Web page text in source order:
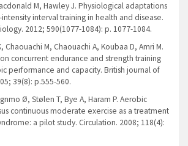
M, Hawley J. Physiological adaptations
interval training in health and disease.
2012; 590(1077-1084): p. 1077-1084.
Chaouachi M, Chaouachi A, Koubaa D, Amri M.
concurrent endurance and strength training
performance and capacity. British journal of
39(8): p.555-560.
Ø, Stølen T, Bye A, Haram P. Aerobic
continuous moderate exercise as a treatment
a pilot study. Circulation. 2008; 118(4):